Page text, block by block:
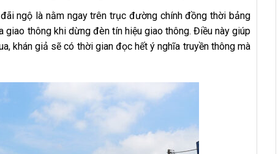
ngộ là nằm ngay trên trục đường chính đồng thời bảng
thông khi dừng đèn tín hiệu giao thông. Điều này giúp
khán giả sẽ có thời gian đọc hết ý nghĩa truyền thông mà